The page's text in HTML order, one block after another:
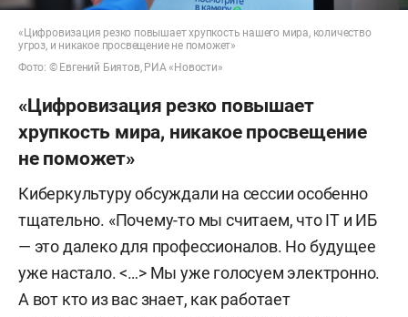
«Цифровизация резко повышает хрупкость нашего мира, количество
угроз, и никакое просвещение не поможет»
Фото: © Евгений Биятов, РИА «Новости»
«Цифровизация резко повышает
хрупкость мира, никакое просвещение
не поможет»
Киберкультуру обсуждали на сессии особенно
тщательно. «Почему-то мы считаем, что IT и ИБ
— это далеко для профессионалов. Но будущее
уже настало. <…> Мы уже голосуем электронно.
А вот кто из вас знает, как работает